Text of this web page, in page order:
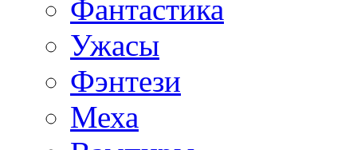
Фантастика
Ужасы
Фэнтези
Меха